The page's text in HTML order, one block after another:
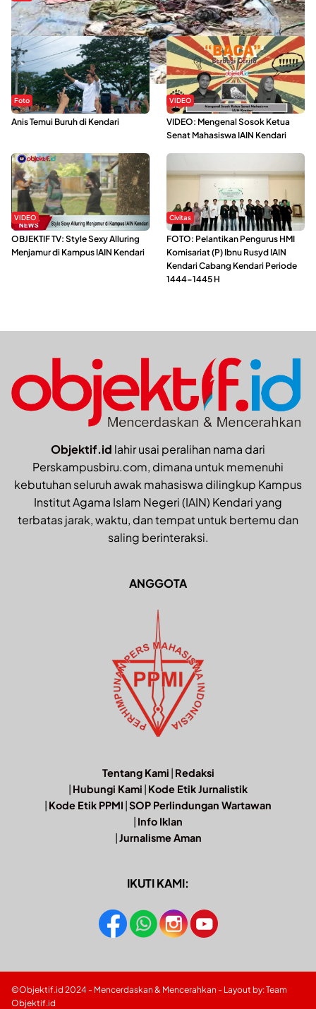
Sejak Banjir Bandang, Warga Butuhkan Air Bersih
Foto
Anis Temui Buruh di Kendari
VIDEO
VIDEO: Mengenal Sosok Ketua
Senat Mahasiswa IAIN Kendari
VIDEO
OBJEKTIF TV: Style Sexy Alluring
Menjamur di Kampus IAIN Kendari
Civitas
FOTO: Pelantikan Pengurus HMI
Komisariat (P) Ibnu Rusyd IAIN
Kendari Cabang Kendari Periode
1444-1445 H
Objektif.id lahir usai peralihan nama dari
Perskampusbiru.com, dimana untuk memenuhi
kebutuhan seluruh awak mahasiswa dilingkup Kampus
Institut Agama Islam Negeri (IAIN) Kendari yang
terbatas jarak, waktu, dan tempat untuk bertemu dan
saling berinteraksi.
ANGGOTA
Tentang Kami | Redaksi
| Hubungi Kami | Kode Etik Jurnalistik
| Kode Etik PPMI |SOP Perlindungan Wartawan
| Info Iklan
|Jurnalisme Aman
IKUTI KAMI:
©Objektif.id 2024 - Mencerdaskan & Mencerahkan - Layout by: Team
Objektif.id